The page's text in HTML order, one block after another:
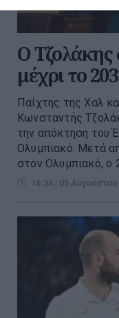
Ο Τζολάκης
μέχρι το
Παίχτης της Χαλ
Κωνσταντής
την απόκτηση του
Ολυμπιακό. Μετά
στον Ολυμπιακό, ο
16:34 | 05 Αυγούστου